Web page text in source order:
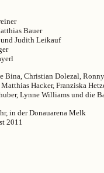
Bauer
Judith Leikauf
Bina, Christian Dolezal,
Matthias Hacker, Franziska
Lynne Williams und die
in der Donauarena Melk
2011